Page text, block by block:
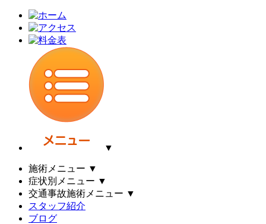
▼
施術メニュー ▼
症状別メニュー ▼
交通事故施術メニュー ▼
スタッフ紹介
ブログ